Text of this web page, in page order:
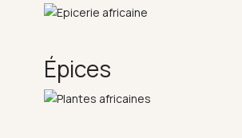
Épices